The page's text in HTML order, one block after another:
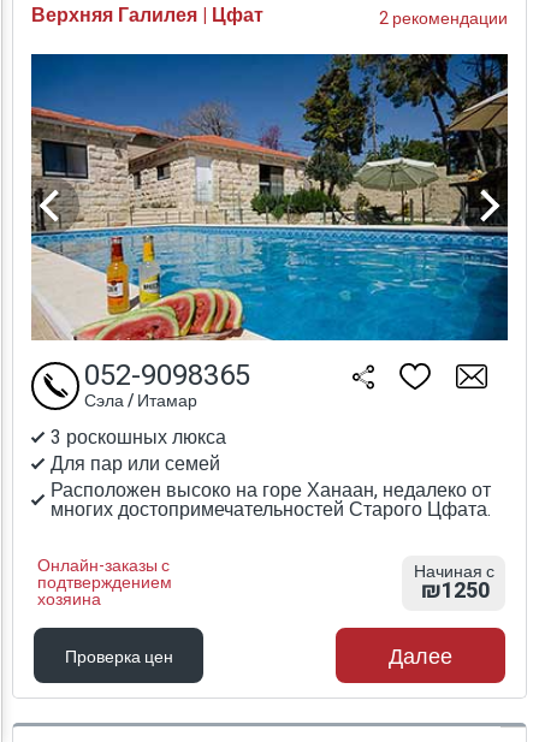
Верхняя Галилея | Цфат 2 рекомендации
3 роскошных люкса
Для пар или семей
Расположен высоко на горе Ханаан, недалеко от
многих достопримечательностей Старого Цфата.
Онлайн-заказы с
подтверждением
хозяина
052-9098365
Сэла / Итамар
Начиная с
₪1250
Проверка цен
Проверка цен
Далее